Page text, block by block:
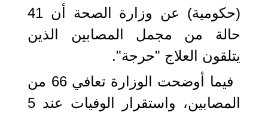
(حكومية) عن وزارة الصحة أن 41
حالة من مجمل المصابين الذين
يتلقون العلاج "حرجة".
فيما أوضحت الوزارة تعافي 66 من
المصابين، واستقرار الوفيات عند 5